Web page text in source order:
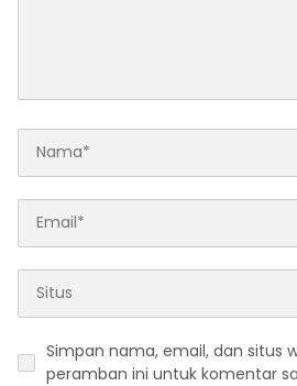
Simpan nama, email, dan situs
peramban ini untuk komentar